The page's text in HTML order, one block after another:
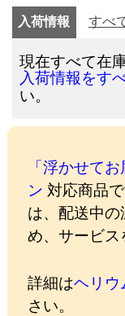
入荷情報 すべ
現在すべて在
入荷情報をす
い。
「浮かせて
ン 対応商品
は、配送中
め、サービス
詳細はヘリウ
さい。